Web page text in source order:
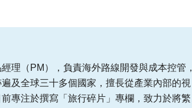
理（PM），負責海外路線開發與成本控管，
及全球三十多個國家，擅長從產業內部的視
專注於撰寫「旅行碎片」專欄，致力於將繁